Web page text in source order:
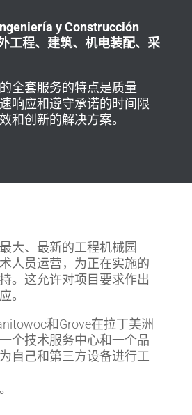
y Construcción
工程、建筑、机电装配、采
全套服务的特点是质量
响应和遵守承诺的时间限
和创新的解决方案。
大、最新的工程机械园
人员运营，为正在实施的
。这允许对项目要求作出
。
和Grove在拉丁美洲
个技术服务中心和一个品
自己和第三方设备进行工